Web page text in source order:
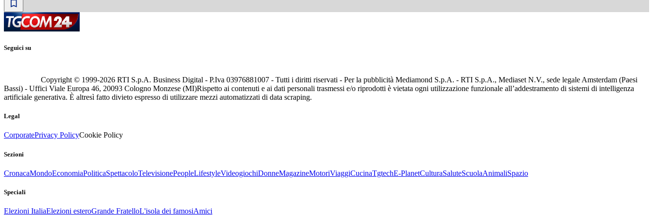
Seguici su
Copyright © 1999-2026 RTI S.p.A. Business Digital - P.Iva 03976881007 - Tutti i diritti riservati - Per la pubblicità Mediamond S.p.A. - RTI S.p.A., Mediaset N.V., sede legale Amsterdam (Paesi
Bassi) - Uffici Viale Europa 46, 20093 Cologno Monzese (MI)Rispetto ai contenuti e ai dati personali trasmessi e/o riprodotti è vietata ogni utilizzazione funzionale all’addestramento di sistemi di intelligenza
artificiale generativa. È altresì fatto divieto espresso di utilizzare mezzi automatizzati di data scraping.
Legal
CorporatePrivacy PolicyCookie Policy
Sezioni
CronacaMondoEconomiaPoliticaSpettacoloTelevisionePeopleLifestyleVideogiochiDonneMagazineMotoriViaggiCucinaTgtechE-PlanetCulturaSaluteScuolaAnimaliSpazio
Speciali
Elezioni ItaliaElezioni esteroGrande FratelloL'isola dei famosiAmici